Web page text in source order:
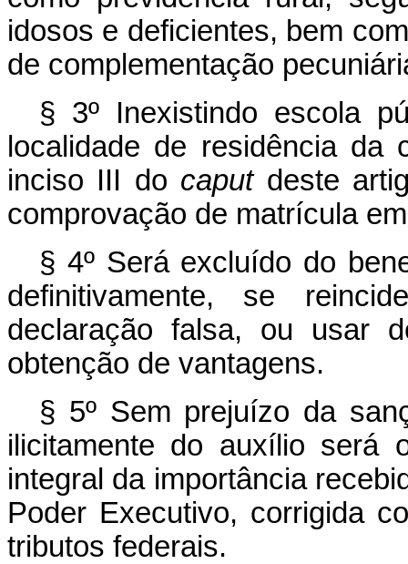
idosos e deficientes, bem
de complementação
§ 3º Inexistindo escola
localidade de residência
inciso III do caput deste
comprovação de matrícula
§ 4º Será excluído do
definitivamente, se
declaração falsa, ou usar
obtenção de vantagens.
§ 5º Sem prejuízo da
ilicitamente do auxílio será
integral da importância
Poder Executivo, corrigida
tributos federais.